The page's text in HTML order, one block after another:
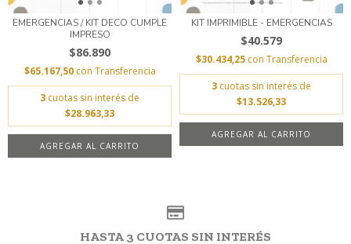
EMERGENCIAS / KIT DECO CUMPLE
IMPRESO
$86.890
$65.167,50 con Transferencia
3 cuotas sin interés de
$28.963,33
KIT IMPRIMIBLE - EMERGENCIAS
$40.579
$30.434,25 con Transferencia
3 cuotas sin interés de
$13.526,33
AGREGAR AL CARRITO
HASTA 3 CUOTAS SIN INTERÉS